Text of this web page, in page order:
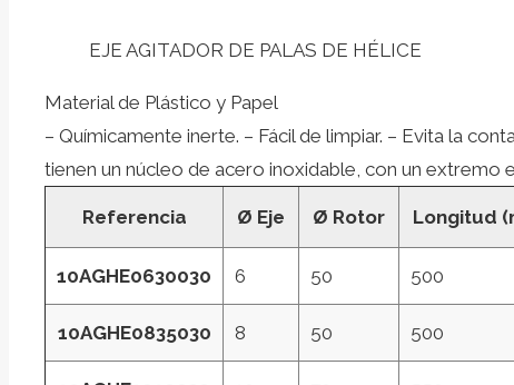
EJE AGITADOR DE PALAS DE HÉLICE
Material de Plástico y Papel
– Químicamente inerte. – Fácil de limpiar. – Evita la
tienen un núcleo de acero inoxidable, con un extremo
Referencia Ø Eje Ø Rotor Longitud
10AGHE0630030 6 50 500
10AGHE0835030 8 50 500